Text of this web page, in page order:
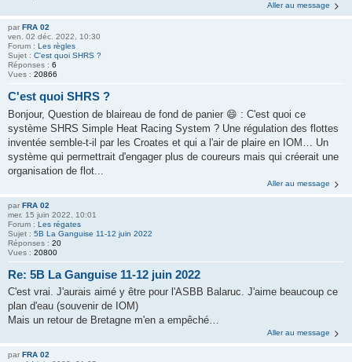
Aller au message
par FRA 02
ven. 02 déc. 2022, 10:30
Forum : Les règles
Sujet : C'est quoi SHRS ?
Réponses : 6
Vues : 20866
C'est quoi SHRS ?
Bonjour, Question de blaireau de fond de panier 😄 : C'est quoi ce
système SHRS Simple Heat Racing System ? Une régulation des flottes
inventée semble-t-il par les Croates et qui a l'air de plaire en IOM… Un
système qui permettrait d'engager plus de coureurs mais qui créerait une
organisation de flot...
Aller au message
par FRA 02
mer. 15 juin 2022, 10:01
Forum : Les régates
Sujet : 5B La Ganguise 11-12 juin 2022
Réponses : 20
Vues : 20800
Re: 5B La Ganguise 11-12 juin 2022
C'est vrai. J'aurais aimé y être pour l'ASBB Balaruc. J'aime beaucoup ce
plan d'eau (souvenir de IOM)
Mais un retour de Bretagne m'en a empêché…
Aller au message
par FRA 02